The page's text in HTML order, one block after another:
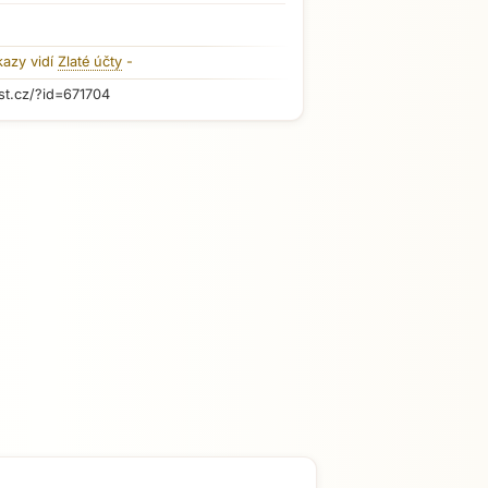
vidí Zlaté účty -
?id=671704